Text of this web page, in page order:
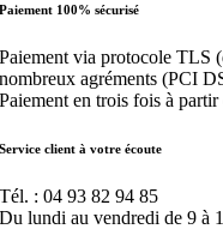
Paiement 100% sécurisé
Paiement via protocole TLS
nombreux agréments (PCI
Paiement en trois fois à partir
Service client à votre écoute
Tél. : 04 93 82 94 85
Du lundi au vendredi de 9 à